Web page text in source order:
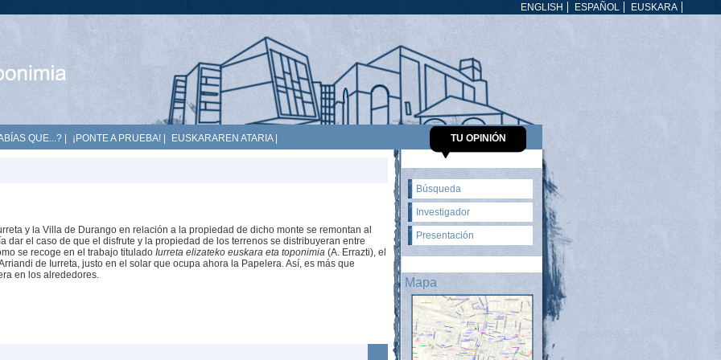
EUSKARA
ESPAÑOL
ENGLISH
QUE...? ¡PONTE A PRUEBA! EUSKARAREN ATARIA| TU OPINIÓN
y la Villa de Durango en relación a la propiedad de dicho monte se remontan al
dar el caso de que el disfrute y la propiedad de los terrenos se distribuyeran entre
se recoge en el trabajo titulado Iurreta elizateko euskara eta toponimia (A. Errazti), el
de Iurreta, justo en el solar que ocupa ahora la Papelera. Así, es más que
en los alrededores.
Búsqueda
Investigador
Presentación
Mapa